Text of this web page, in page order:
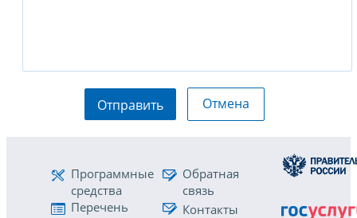
Отправить Отмена
Программные
средства
Перечень
Обратная
связь
Контакты